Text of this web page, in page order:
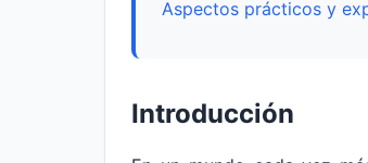
Aspectos prácticos y
Introducción